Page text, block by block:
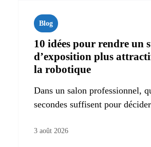
Blog
10 idées pour rendre un
d’exposition plus
la robotique
Dans un salon professionnel,
secondes suffisent pour
3 août 2026